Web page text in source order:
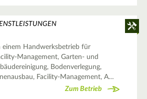
einem Handwerksbetrieb für
Management, Garten- und
Bodenverlegung,
Facility-Management, A…
Zum Betrieb